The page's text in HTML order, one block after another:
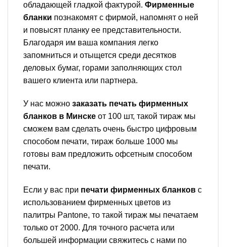
обладающей гладкой фактурой. Фирменные
бланки познакомят с фирмой, напомнят о ней
и повысят планку ее представительности.
Благодаря им ваша компания легко
запомниться и отыщется среди десятков
деловых бумаг, горами заполняющих стол
вашего клиента или партнера.
У нас можно заказать печать фирменных
бланков в Минске от 100 шт, такой тираж мы
сможем вам сделать очень быстро цифровым
способом печати, тираж больше 1000 мы
готовы вам предложить офсетным способом
печати.
Если у вас при печати фирменных бланков с
использованием фирменных цветов из
палитры Pantone, то такой тираж мы печатаем
только от 2000. Для точного расчета или
большей информации свяжитесь с нами по